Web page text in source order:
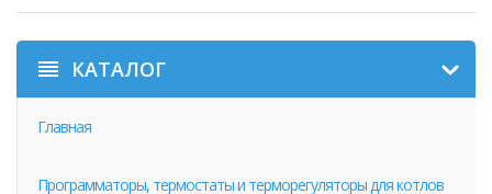
КАТАЛОГ
Главная
Программаторы, термостаты и терморегуляторы для котлов